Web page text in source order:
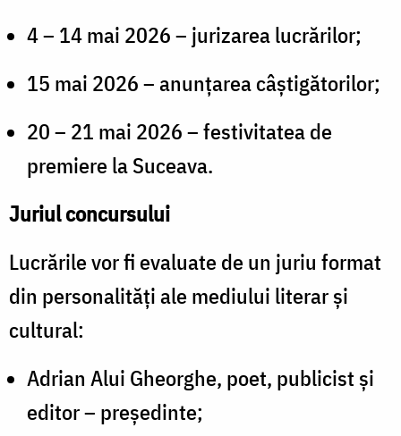
4 – 14 mai 2026 – jurizarea lucrărilor;
15 mai 2026 – anunțarea câștigătorilor;
20 – 21 mai 2026 – festivitatea de
premiere la Suceava.
Juriul concursului
Lucrările vor fi evaluate de un juriu format
din personalități ale mediului literar și
cultural:
Adrian Alui Gheorghe, poet, publicist și
editor – președinte;